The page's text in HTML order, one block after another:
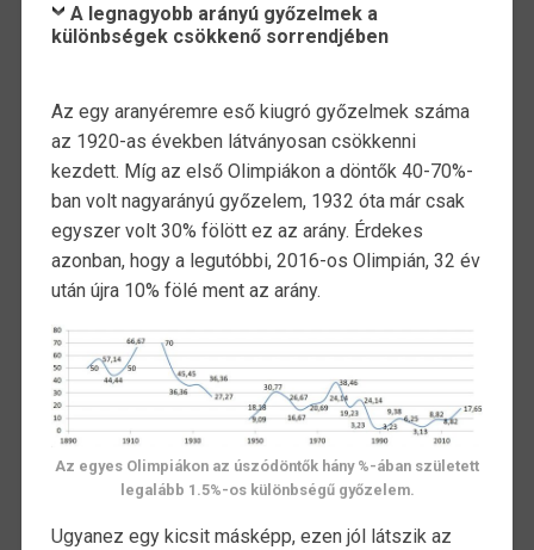
A legnagyobb arányú győzelmek a
különbségek csökkenő sorrendjében
Az egy aranyéremre eső kiugró győzelmek száma
az 1920-as években látványosan csökkenni
kezdett. Míg az első Olimpiákon a döntők 40-70%-
ban volt nagyarányú győzelem, 1932 óta már csak
egyszer volt 30% fölött ez az arány. Érdekes
azonban, hogy a legutóbbi, 2016-os Olimpián, 32 év
után újra 10% fölé ment az arány.
Az egyes Olimpiákon az úszódöntők hány %-ában született
legalább 1.5%-os különbségű győzelem.
Ugyanez egy kicsit másképp, ezen jól látszik az